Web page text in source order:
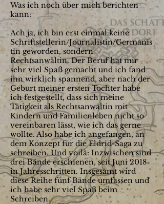
Was ich noch über mich berichten
kann:
Ach ja, ich bin erst einmal keine
Schriftstellerin/Journalistin/Germanis
tin geworden, sondern
Rechtsanwältin. Der Beruf hat mir
sehr viel Spaß gemacht und ich fand
ihn wirklich spannend, aber nach der
Geburt meiner ersten Tochter habe
ich festgestellt, dass sich meine
Tätigkeit als Rechtsanwältin mit
Kindern und Familienleben nicht so
vereinbaren lässt, wie ich das gerne
wollte. Also habe ich angefangen, an
dem Konzept für die Eldrid-Saga zu
schreiben. Und voilà: Inzwischen sind
drei Bände erschienen, seit Juni 2018
in Jahresschritten. Insgesamt wird
diese Reihe fünf Bände umfassen und
ich habe sehr viel Spaß beim
Schreiben.